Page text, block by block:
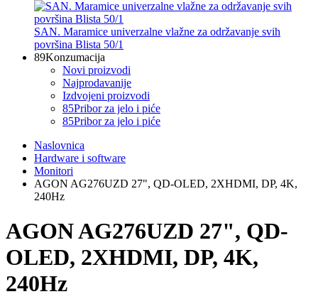
SAN. Maramice univerzalne vlažne za održavanje svih
površina Blista 50/1
89Konzumacija
Novi proizvodi
Najprodavanije
Izdvojeni proizvodi
85Pribor za jelo i piće
85Pribor za jelo i piće
Naslovnica
Hardware i software
Monitori
AGON AG276UZD 27", QD-OLED, 2XHDMI, DP, 4K,
240Hz
AGON AG276UZD 27", QD-
OLED, 2XHDMI, DP, 4K,
240Hz